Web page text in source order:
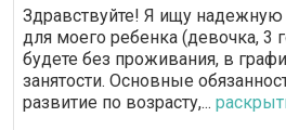
Здравствуйте! Я ищу
для моего ребенка (девочка, 3
будете без проживания, в
занятости. Основные
развитие по возрасту,...